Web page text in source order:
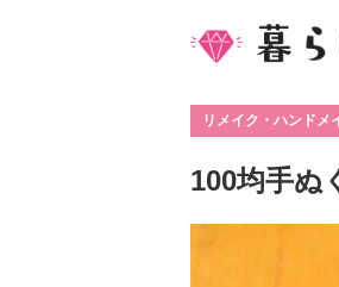
リメイク・ハンドメ
100均手ぬ